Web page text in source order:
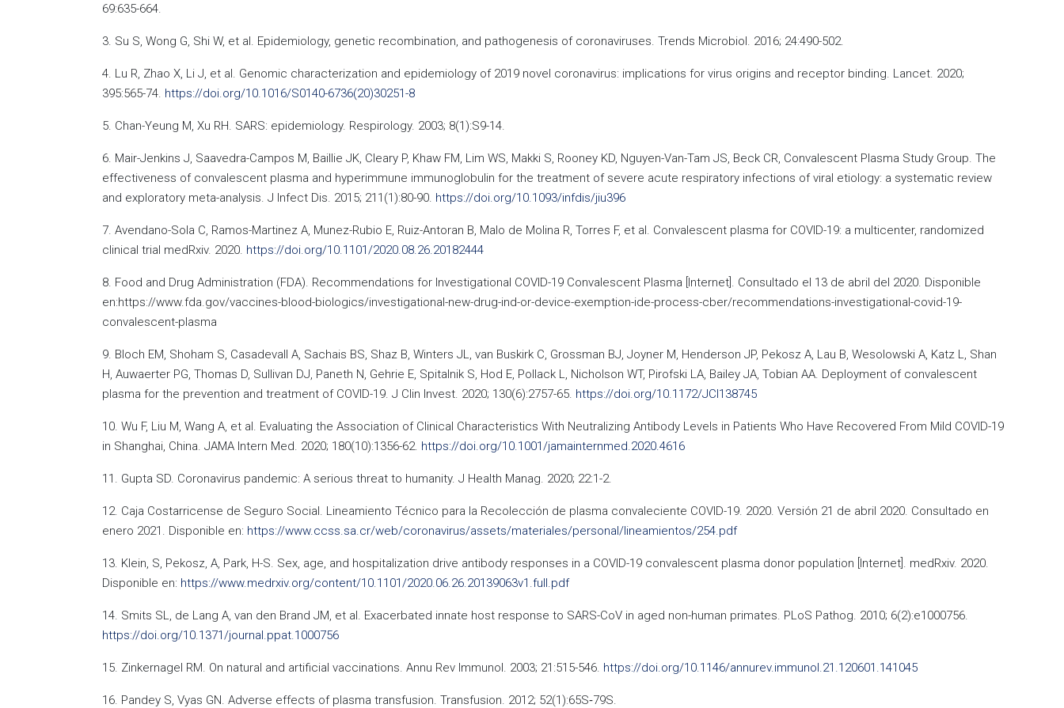
69:635-664.
3. Su S, Wong G, Shi W, et al. Epidemiology, genetic recombination, and pathogenesis of coronaviruses. Trends Microbiol. 2016; 24:490-502.
4. Lu R, Zhao X, Li J, et al. Genomic characterization and epidemiology of 2019 novel coronavirus: implications for virus origins and receptor binding. Lancet. 2020;
395:565-74. https://doi.org/10.1016/S0140-6736(20)30251-8
5. Chan-Yeung M, Xu RH. SARS: epidemiology. Respirology. 2003; 8(1):S9-14.
6. Mair-Jenkins J, Saavedra-Campos M, Baillie JK, Cleary P, Khaw FM, Lim WS, Makki S, Rooney KD, Nguyen-Van-Tam JS, Beck CR, Convalescent Plasma Study Group. The
effectiveness of convalescent plasma and hyperimmune immunoglobulin for the treatment of severe acute respiratory infections of viral etiology: a systematic review
and exploratory meta-analysis. J Infect Dis. 2015; 211(1):80-90. https://doi.org/10.1093/infdis/jiu396
7. Avendano-Sola C, Ramos-Martinez A, Munez-Rubio E, Ruiz-Antoran B, Malo de Molina R, Torres F, et al. Convalescent plasma for COVID-19: a multicenter, randomized
clinical trial medRxiv. 2020. https://doi.org/10.1101/2020.08.26.20182444
8. Food and Drug Administration (FDA). Recommendations for Investigational COVID-19 Convalescent Plasma [Internet]. Consultado el 13 de abril del 2020. Disponible
en:https://www.fda.gov/vaccines-blood-biologics/investigational-new-drug-ind-or-device-exemption-ide-process-cber/recommendations-investigational-covid-19-
convalescent-plasma
9. Bloch EM, Shoham S, Casadevall A, Sachais BS, Shaz B, Winters JL, van Buskirk C, Grossman BJ, Joyner M, Henderson JP, Pekosz A, Lau B, Wesolowski A, Katz L, Shan
H, Auwaerter PG, Thomas D, Sullivan DJ, Paneth N, Gehrie E, Spitalnik S, Hod E, Pollack L, Nicholson WT, Pirofski LA, Bailey JA, Tobian AA. Deployment of convalescent
plasma for the prevention and treatment of COVID-19. J Clin Invest. 2020; 130(6):2757-65. https://doi.org/10.1172/JCI138745
10. Wu F, Liu M, Wang A, et al. Evaluating the Association of Clinical Characteristics With Neutralizing Antibody Levels in Patients Who Have Recovered From Mild COVID-19
in Shanghai, China. JAMA Intern Med. 2020; 180(10):1356-62. https://doi.org/10.1001/jamainternmed.2020.4616
11. Gupta SD. Coronavirus pandemic: A serious threat to humanity. J Health Manag. 2020; 22:1-2.
12. Caja Costarricense de Seguro Social. Lineamiento Técnico para la Recolección de plasma convaleciente COVID-19. 2020. Versión 21 de abril 2020. Consultado en
enero 2021. Disponible en: https://www.ccss.sa.cr/web/coronavirus/assets/materiales/personal/lineamientos/254.pdf
13. Klein, S, Pekosz, A, Park, H-S. Sex, age, and hospitalization drive antibody responses in a COVID-19 convalescent plasma donor population [Internet]. medRxiv. 2020.
Disponible en: https://www.medrxiv.org/content/10.1101/2020.06.26.20139063v1.full.pdf
14. Smits SL, de Lang A, van den Brand JM, et al. Exacerbated innate host response to SARS-CoV in aged non-human primates. PLoS Pathog. 2010; 6(2):e1000756.
https://doi.org/10.1371/journal.ppat.1000756
15. Zinkernagel RM. On natural and artificial vaccinations. Annu Rev Immunol. 2003; 21:515-546. https://doi.org/10.1146/annurev.immunol.21.120601.141045
16. Pandey S, Vyas GN. Adverse effects of plasma transfusion. Transfusion. 2012; 52(1):65S‐79S.